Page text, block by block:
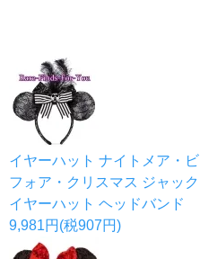
イヤーハット ナイトメア・ビ
フォア・クリスマス ジャック
イヤーハット ヘッドバンド
9,981円(税907円)